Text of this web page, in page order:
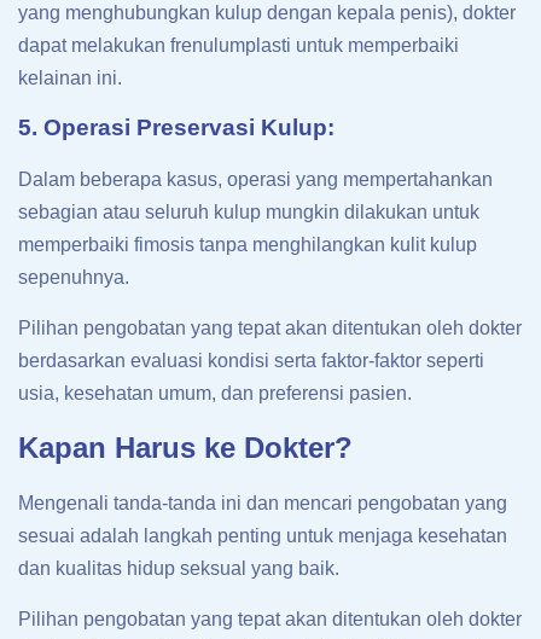
yang menghubungkan kulup dengan kepala penis), dokter
dapat melakukan frenulumplasti untuk memperbaiki
kelainan ini.
5. Operasi Preservasi Kulup:
Dalam beberapa kasus, operasi yang mempertahankan
sebagian atau seluruh kulup mungkin dilakukan untuk
memperbaiki fimosis tanpa menghilangkan kulit kulup
sepenuhnya.
Pilihan pengobatan yang tepat akan ditentukan oleh dokter
berdasarkan evaluasi kondisi serta faktor-faktor seperti
usia, kesehatan umum, dan preferensi pasien.
Kapan Harus ke Dokter?
Mengenali tanda-tanda ini dan mencari pengobatan yang
sesuai adalah langkah penting untuk menjaga kesehatan
dan kualitas hidup seksual yang baik.
Pilihan pengobatan yang tepat akan ditentukan oleh dokter